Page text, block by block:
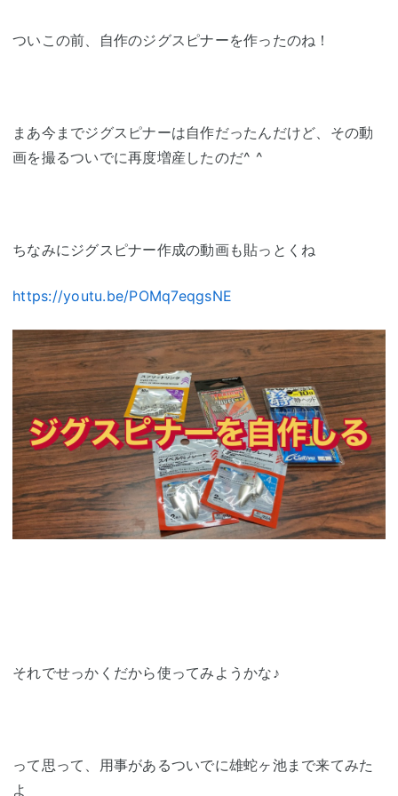
ついこの前、自作のジグスピナーを作ったのね！
まあ今までジグスピナーは自作だったんだけど、その動
画を撮るついでに再度増産したのだ^ ^
ちなみにジグスピナー作成の動画も貼っとくね
https://youtu.be/POMq7eqgsNE
それでせっかくだから使ってみようかな♪
って思って、用事があるついでに雄蛇ヶ池まで来てみた
よ